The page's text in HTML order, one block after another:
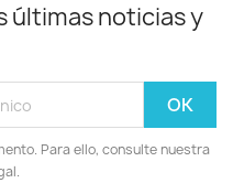
últimas noticias y
Para ello, consulte nuestra